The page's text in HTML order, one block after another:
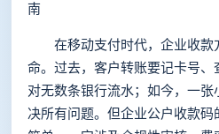
南
在移动支付时代，企业收款
命。过去，客户转账要记卡号
对无数条银行流水；如今，一
决所有问题。但企业公户收款码